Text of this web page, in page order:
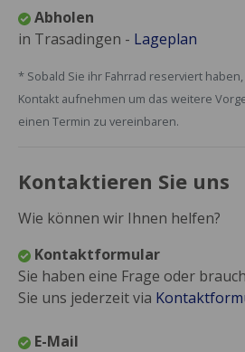
Abholen
in Trasadingen - Lageplan
* Sobald Sie ihr Fahrrad reserviert
Kontakt aufnehmen um das weitere
einen Termin zu vereinbaren.
Kontaktieren Sie uns
Wie können wir Ihnen helfen?
Kontaktformular
Sie haben eine Frage oder
Sie uns jederzeit via
E-Mail